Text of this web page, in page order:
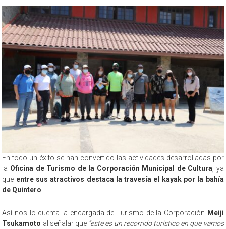
En todo un éxito se han convertido las actividades desarrolladas por
la Oficina de Turismo de la Corporación Municipal de Cultura, ya
que entre sus atractivos destaca la travesía el kayak por la bahía
de Quintero.
Así nos lo cuenta la encargada de Turismo de la Corporación Meiji
Tsukamoto al señalar que “este es un recorrido turístico en que vamos